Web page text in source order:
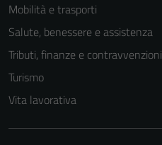
Mobilità e trasporti
Salute, benessere e assistenza
Tributi, finanze e contravvenzioni
Turismo
Vita lavorativa